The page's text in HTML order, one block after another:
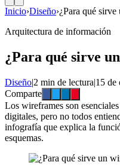
Inicio›Diseño›¿Para qué
Arquitectura de información
¿Para qué sirve
Diseño|2 min de lectura|15 de
Comparte
Los wireframes son
digitales, pero no todos
infografía que explica la
esquemas.